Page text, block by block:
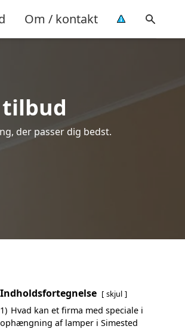
Om / kontakt
der passer dig bedst.
Indholdsfortegnelse skjul
1) Hvad kan et firma med speciale i
ophængning af lamper i Simested